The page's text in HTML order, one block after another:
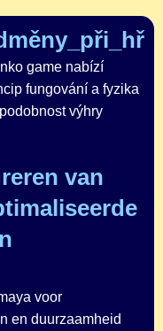
game nabízí
fungování a fyzika
výhry
van
voor
en duurzaamheid